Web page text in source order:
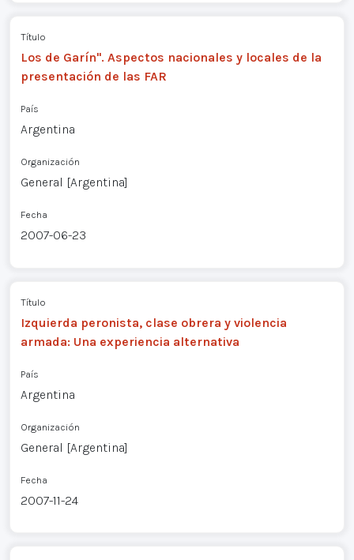
Título
Los de Garín". Aspectos nacionales y locales de la
presentación de las FAR
País
Argentina
Organización
General [Argentina]
Fecha
2007-06-23
Título
Izquierda peronista, clase obrera y violencia
armada: Una experiencia alternativa
País
Argentina
Organización
General [Argentina]
Fecha
2007-11-24